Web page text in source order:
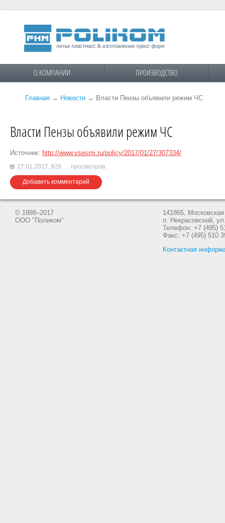
О КОМПАНИИ ПРОИЗВОДСТВО
Главная → Новости → Власти Пензы объявили режим ЧС
Власти Пензы объявили режим ЧС
Источник: http://www.vsesmi.ru/policy/2017/01/27/307334/
27.01.2017, 626 просмотров.
Добавить комментарий
© 1998–2017
ООО "Поликом"
141865,
п. Некрасовский,
Телефон: +7 (495)
Факс: +7 (495) 510
Контактная